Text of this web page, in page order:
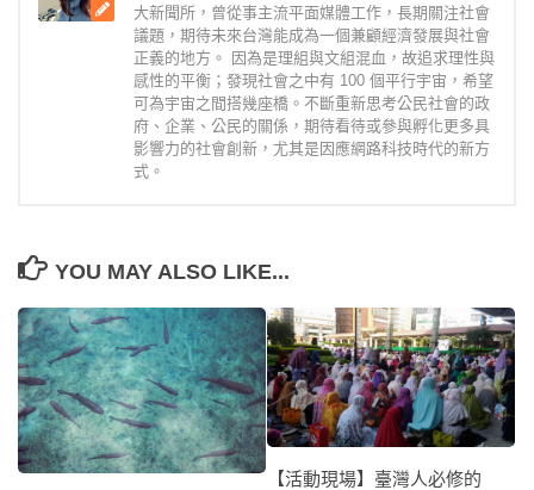
大新聞所，曾從事主流平面媒體工作，長期關注社會
議題，期待未來台灣能成為一個兼顧經濟發展與社會
正義的地方。 因為是理組與文組混血，故追求理性與
感性的平衡；發現社會之中有 100 個平行宇宙，希望
可為宇宙之間搭幾座橋。不斷重新思考公民社會的政
府、企業、公民的關係，期待看待或參與孵化更多具
影響力的社會創新，尤其是因應網路科技時代的新方
式。
YOU MAY ALSO LIKE...
【活動現場】臺灣人必修的